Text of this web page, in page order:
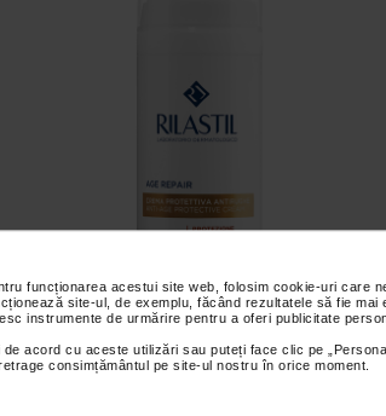
funcționarea acestui site web, folosim cookie-uri care
site-ul, de exemplu, făcând rezultatele să fie
instrumente de urmărire pentru a oferi publicitate
acord cu aceste utilizări sau puteți face clic pe
consimțământul pe site-ul nostru în orice moment.